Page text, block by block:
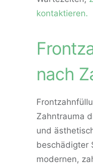
kontaktieren.
nach
Zahntrauma
und
beschädigter
modernen,